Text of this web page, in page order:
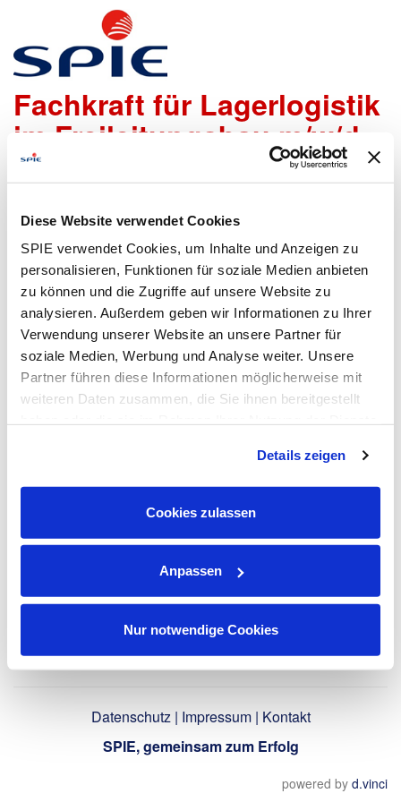
Diese Website verwendet Cookies
SPIE verwendet Cookies, um Inhalte und Anzeigen zu
personalisieren, Funktionen für soziale Medien anbieten
zu können und die Zugriffe auf unsere Website zu
analysieren. Außerdem geben wir Informationen zu Ihrer
Verwendung unserer Website an unsere Partner für
soziale Medien, Werbung und Analyse weiter. Unsere
Partner führen diese Informationen möglicherweise mit
weiteren Daten zusammen, die Sie ihnen bereitgestellt
Verarbeitung Ihrer Daten in den USA ein. Alle weiteren
Informationen zu Cookies finden Sie in unseren
Datenschutzhinweisen .
Details zeigen
Cookies zulassen
Anpassen
Nur notwendige Cookies
Baustellenlagerist /
Fachkraft für Lagerlogistik
im Freileitungsbau m/w/d
möchtest!
Um den Bewerbungsprozess für Dich so einfach wie
möglich zu gestalten, bieten wir Dir folgende Möglichkeiten
an, um Daten zu übermitteln:
Bewerbungsformular
ausfüllen
Lebenslauf
hochladen
Zurück
Datenschutz| Impressum| Kontakt
SPIE, gemeinsam zum Erfolg
powered by d.vinci